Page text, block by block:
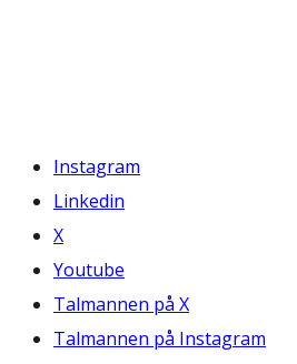
Instagram
Linkedin
X
Youtube
Talmannen på X
Talmannen på Instagram